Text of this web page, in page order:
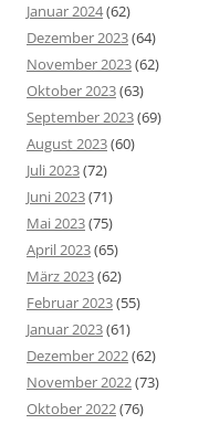
Januar 2024(62)
Dezember 2023(64)
November 2023(62)
Oktober 2023(63)
September 2023(69)
August 2023(60)
Juli 2023(72)
Juni 2023(71)
Mai 2023(75)
April 2023(65)
März 2023(62)
Februar 2023(55)
Januar 2023(61)
Dezember 2022(62)
November 2022(73)
Oktober 2022(76)